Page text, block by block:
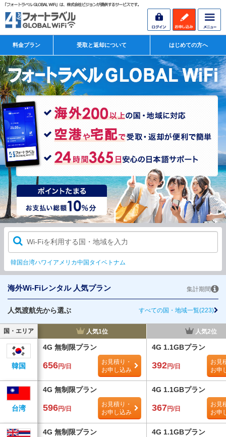
料金プラン 受取と返却について はじめての方へ
Wi-Fiを利用する国・地域を入力
韓国台湾ハワイ アメリカ中国タイベトナム
海外Wi-Fiレンタル 人気プラン 集計期間
人気渡航先から選ぶ すべての国・地域一覧(223)
国・エリア 人気1位 人気2位
韓国
4G 無制限プラン
656円/日
お見積り・
お申し込み
4G 1.1GBプラン
392円/日
お見
お申
台湾
4G 無制限プラン
596円/日
お見積り・
お申し込み
4G 1.1GBプラン
367円/日
お見
お申
4G 無制限プラン 4G 1.1GBプラン